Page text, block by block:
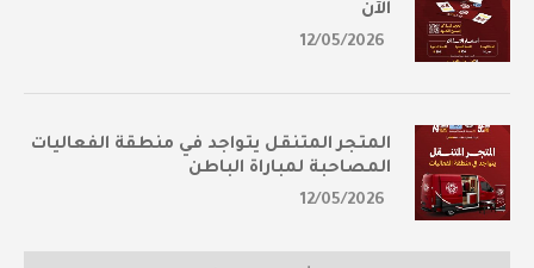
الآن
12/05/2026
المتجر المتنقل يتواجد في منطقة الفعاليات
المصاحبة لمباراة الباطن
12/05/2026